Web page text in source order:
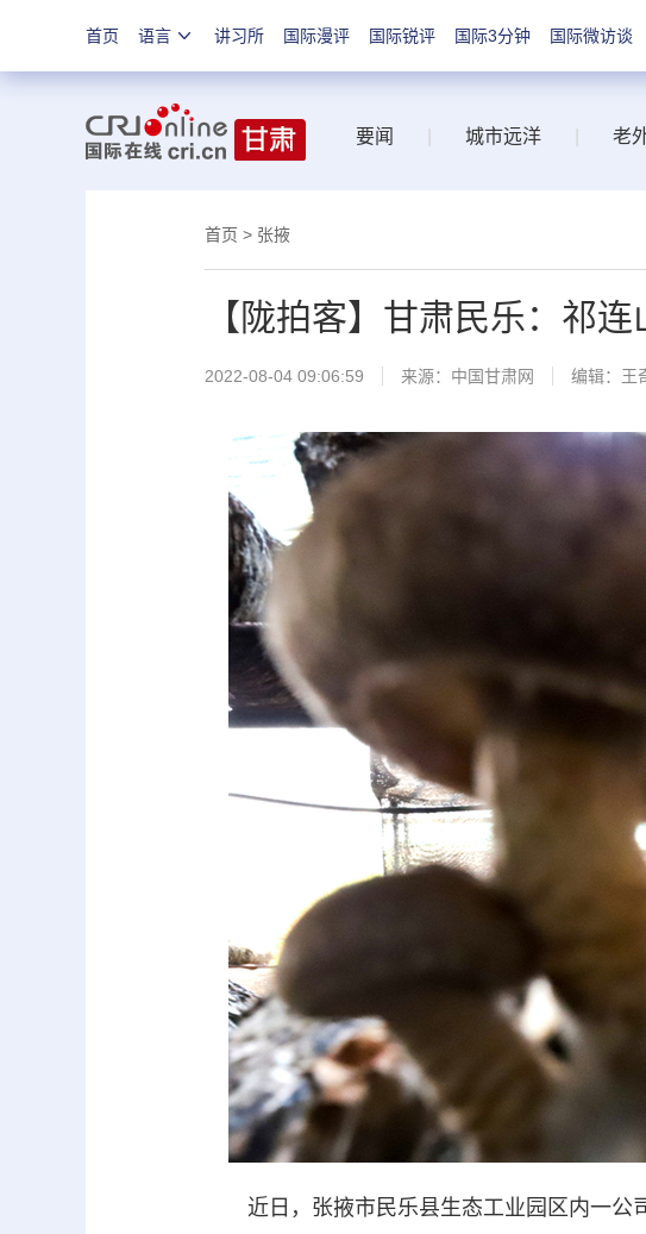
首页 语言 讲习所 国际漫评 国际锐评 国际3分钟 国际微访谈
要闻 城市远洋 老
首页 > 张掖
【陇拍客】甘肃民乐：祁
2022-08-04 09:06:59 来源： 中国甘肃网 编辑：王
近日，张掖市民乐县生态工业园区内一公司